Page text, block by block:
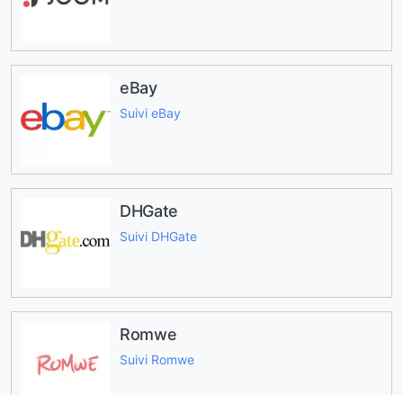
eBay
Suivi eBay
DHGate
Suivi DHGate
Romwe
Suivi Romwe